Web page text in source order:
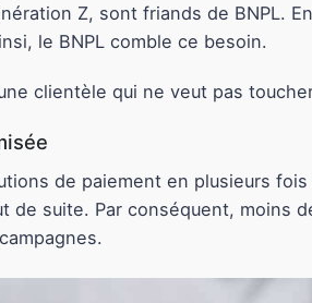
Z, sont friands de BNPL.
le BNPL comble ce besoin.
clientèle qui ne veut pas
de paiement en plusieurs
de suite. Par conséquent, moins